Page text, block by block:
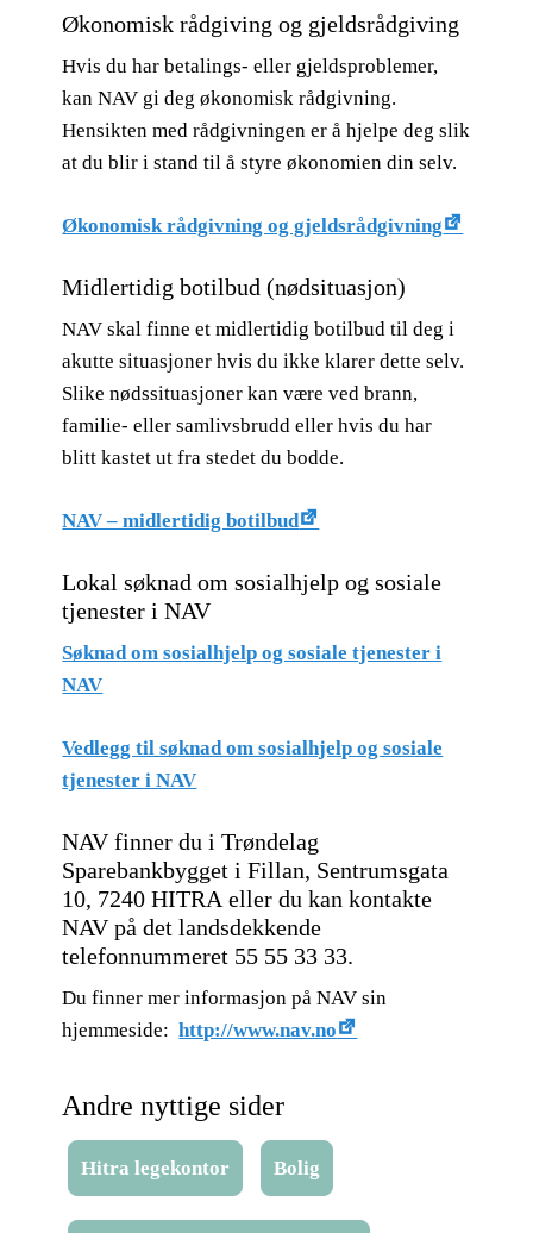
Økonomisk rådgiving og gjeldsrådgiving
Hvis du har betalings- eller gjeldsproblemer,
kan NAV gi deg økonomisk rådgivning.
Hensikten med rådgivningen er å hjelpe deg slik
at du blir i stand til å styre økonomien din selv.
Økonomisk rådgivning og gjeldsrådgivning
Midlertidig botilbud (nødsituasjon)
NAV skal finne et midlertidig botilbud til deg i
akutte situasjoner hvis du ikke klarer dette selv.
Slike nødssituasjoner kan være ved brann,
familie- eller samlivsbrudd eller hvis du har
blitt kastet ut fra stedet du bodde.
NAV – midlertidig botilbud
Lokal søknad om sosialhjelp og sosiale
tjenester i NAV
Søknad om sosialhjelp og sosiale tjenester i
NAV
Vedlegg til søknad om sosialhjelp og sosiale
tjenester i NAV
NAV finner du i Trøndelag
Sparebankbygget i Fillan, Sentrumsgata
10, 7240 HITRA eller du kan kontakte
NAV på det landsdekkende
telefonnummeret 55 55 33 33.
Du finner mer informasjon på NAV sin
hjemmeside:http://www.nav.no
Andre nyttige sider
Hitra legekontor Bolig